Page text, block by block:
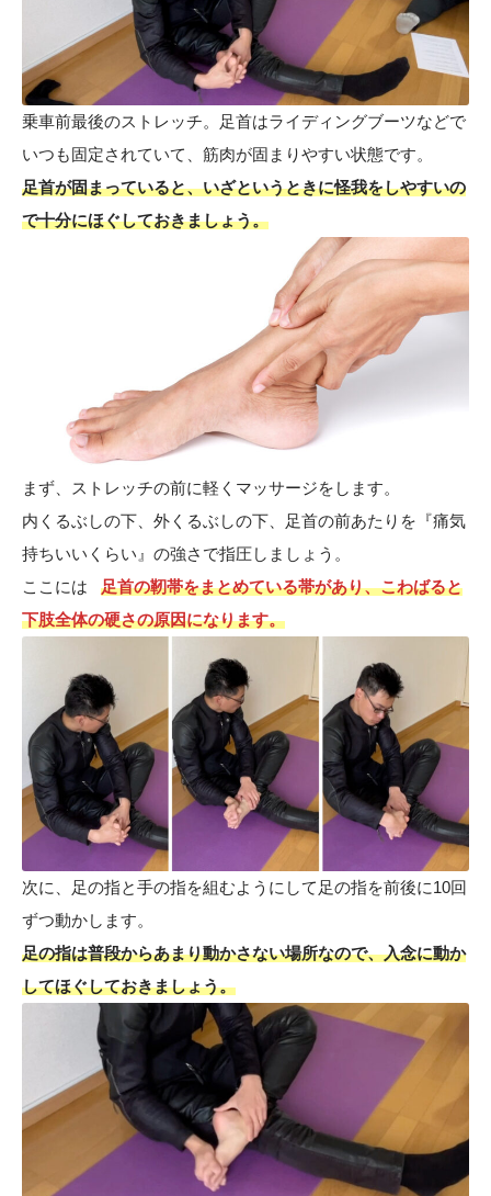
乗車前最後のストレッチ。足首はライディングブーツなどで
いつも固定されていて、筋肉が固まりやすい状態です。
足首が固まっていると、いざというときに怪我をしやすいの
で十分にほぐしておきましょう。
まず、ストレッチの前に軽くマッサージをします。
内くるぶしの下、外くるぶしの下、足首の前あたりを『痛気
持ちいいくらい』の強さで指圧しましょう。
ここには
足首の靭帯をまとめている帯があり、こわばると
下肢全体の硬さの原因になります。
次に、足の指と手の指を組むようにして足の指を前後に10回
ずつ動かします。
足の指は普段からあまり動かさない場所なので、入念に動か
してほぐしておきましょう。